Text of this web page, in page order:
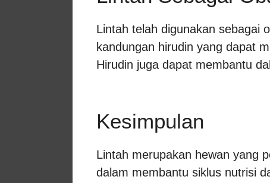
Lintah telah digunakan sebagai
kandungan hirudin yang dapat
Hirudin juga dapat membantu
Kesimpulan
Lintah merupakan hewan yang
dalam membantu siklus nutrisi